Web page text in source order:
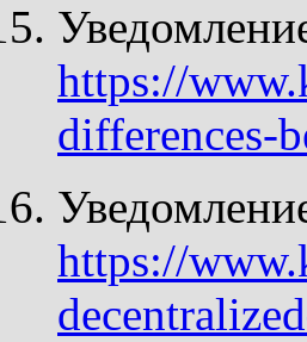
https://
differences-
https://